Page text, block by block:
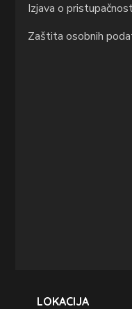
Izjava o
Zaštita osobnih
LOKACIJA